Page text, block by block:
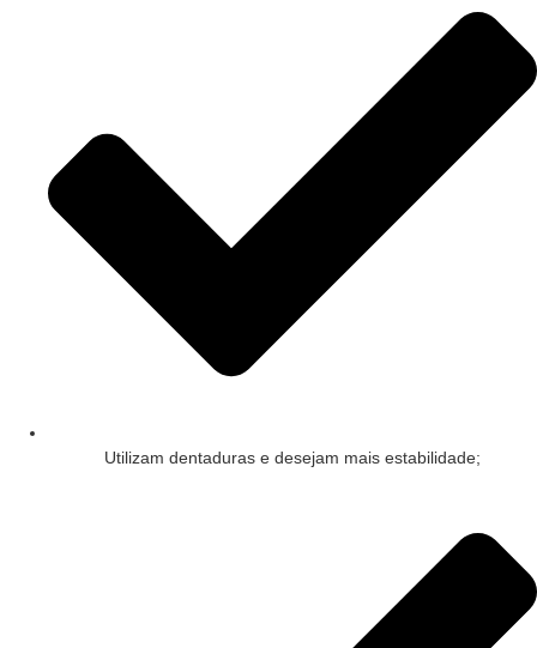
Utilizam dentaduras e desejam mais estabilidade;